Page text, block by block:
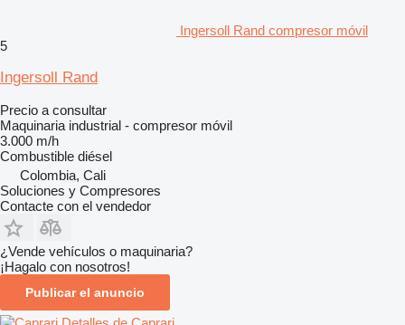
Ingersoll Rand compresor móvil
5
Ingersoll Rand
Precio a consultar
Maquinaria industrial - compresor móvil
3.000 m/h
Combustible diésel
Colombia, Cali
Soluciones y Compresores
Contacte con el vendedor
¿Vende vehículos o maquinaria?
¡Hagalo con nosotros!
Publicar el anuncio